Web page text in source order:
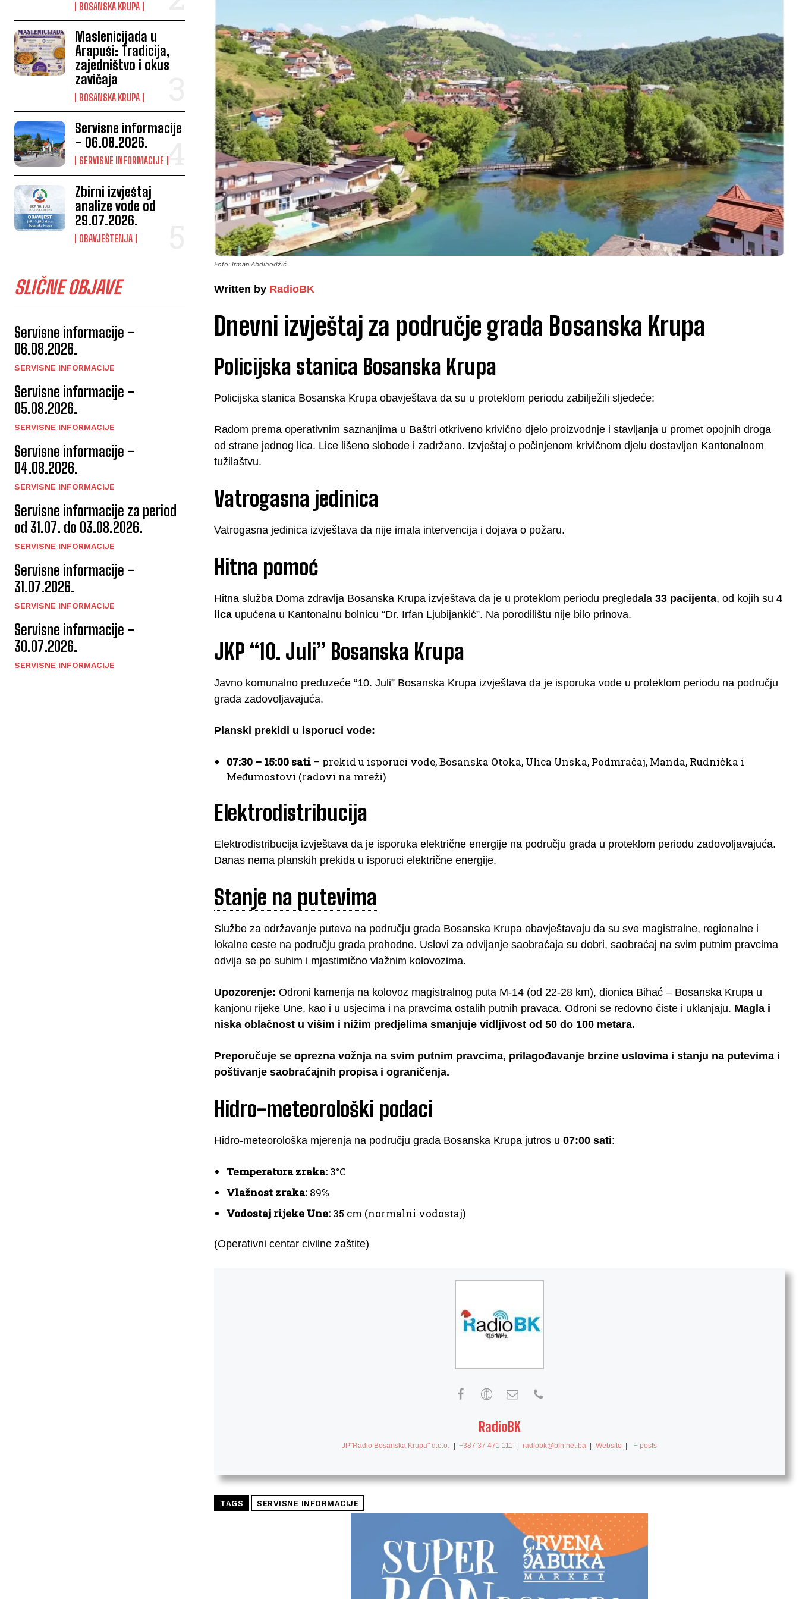
BOSANSKA KRUPA
Maslenicijada u
Arapuši: Tradicija,
zajedništvo i okus
zavičaja
BOSANSKA KRUPA
Servisne informacije
– 06.08.2026.
SERVISNE INFORMACIJE
Zbirni izvještaj
analize vode od
29.07.2026.
OBAVJEŠTENJA
SLIČNE OBJAVE
Servisne informacije –
06.08.2026.
SERVISNE INFORMACIJE
Servisne informacije –
05.08.2026.
SERVISNE INFORMACIJE
Servisne informacije –
04.08.2026.
SERVISNE INFORMACIJE
Servisne informacije za period
od 31.07. do 03.08.2026.
SERVISNE INFORMACIJE
Servisne informacije –
31.07.2026.
SERVISNE INFORMACIJE
Servisne informacije –
30.07.2026.
SERVISNE INFORMACIJE
Foto: Irman Abdihodžić
Written by RadioBK
Dnevni izvještaj za područje grada Bosanska Krupa
Policijska stanica Bosanska Krupa
Policijska stanica Bosanska Krupa obavještava da su u proteklom periodu zabilježili sljedeće:
Radom prema operativnim saznanjima u Baštri otkriveno krivično djelo proizvodnje i stavljanja u promet opojnih droga
od strane jednog lica. Lice lišeno slobode i zadržano. Izvještaj o počinjenom krivičnom djelu dostavljen Kantonalnom
tužilaštvu.
Vatrogasna jedinica
Vatrogasna jedinica izvještava da nije imala intervencija i dojava o požaru.
Hitna pomoć
Hitna služba Doma zdravlja Bosanska Krupa izvještava da je u proteklom periodu pregledala 33 pacijenta, od kojih su 4
lica upućena u Kantonalnu bolnicu “Dr. Irfan Ljubijankić”. Na porodilištu nije bilo prinova.
JKP “10. Juli” Bosanska Krupa
Javno komunalno preduzeće “10. Juli” Bosanska Krupa izvještava da je isporuka vode u proteklom periodu na području
grada zadovoljavajuća.
Planski prekidi u isporuci vode:
07:30 – 15:00 sati – prekid u isporuci vode, Bosanska Otoka, Ulica Unska, Podmračaj, Manda, Rudnička i
Međumostovi (radovi na mreži)
Elektrodistribucija
Elektrodistribucija izvještava da je isporuka električne energije na području grada u proteklom periodu zadovoljavajuća.
Danas nema planskih prekida u isporuci električne energije.
Stanje na putevima
Službe za održavanje puteva na području grada Bosanska Krupa obavještavaju da su sve magistralne, regionalne i
lokalne ceste na području grada prohodne. Uslovi za odvijanje saobraćaja su dobri, saobraćaj na svim putnim pravcima
odvija se po suhim i mjestimično vlažnim kolovozima.
Upozorenje: Odroni kamenja na kolovoz magistralnog puta M-14 (od 22-28 km), dionica Bihać – Bosanska Krupa u
kanjonu rijeke Une, kao i u usjecima i na pravcima ostalih putnih pravaca. Odroni se redovno čiste i uklanjaju. Magla i
niska oblačnost u višim i nižim predjelima smanjuje vidljivost od 50 do 100 metara.
Preporučuje se oprezna vožnja na svim putnim pravcima, prilagođavanje brzine uslovima i stanju na putevima i
poštivanje saobraćajnih propisa i ograničenja.
Hidro-meteorološki podaci
Hidro-meteorološka mjerenja na području grada Bosanska Krupa jutros u 07:00 sati:
Temperatura zraka: 3°C
Vlažnost zraka: 89%
Vodostaj rijeke Une: 35 cm (normalni vodostaj)
(Operativni centar civilne zaštite)
RadioBK
JP"Radio Bosanska Krupa" d.o.o. | +387 37 471 111 | radiobk@bih.net.ba | Website | + posts
TAGS SERVISNE INFORMACIJE